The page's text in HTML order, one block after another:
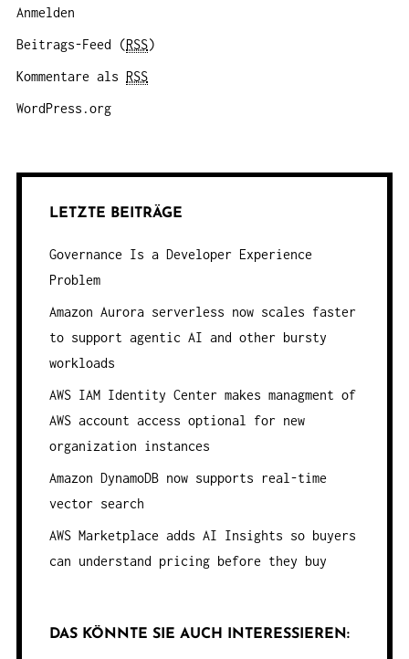
Anmelden
Beitrags-Feed (RSS)
Kommentare als RSS
WordPress.org
LETZTE BEITRÄGE
Governance Is a Developer Experience
Problem
Amazon Aurora serverless now scales faster
to support agentic AI and other bursty
workloads
AWS IAM Identity Center makes managment of
AWS account access optional for new
organization instances
Amazon DynamoDB now supports real-time
vector search
AWS Marketplace adds AI Insights so buyers
can understand pricing before they buy
DAS KÖNNTE SIE AUCH INTERESSIEREN: